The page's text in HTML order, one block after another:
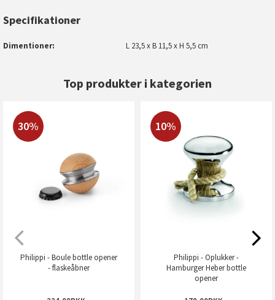
Specifikationer
Dimentioner L 23,5 x B 11,5 x H 5,5 cm
Top produkter i kategorien
30%
Philippi - Boule bottle opener
- flaskeåbner
10%
Philippi - Oplukker -
Hamburger Heber bottle
opener